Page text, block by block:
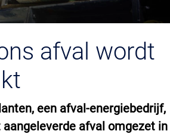
afval wordt
een afval-energiebedrijf,
aangeleverde afval omgezet in